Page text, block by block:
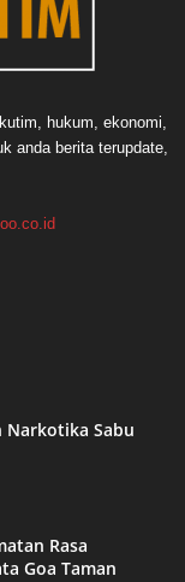
hukum, ekonomi,
anda berita terupdate,
Narkotika Sabu
Rasa
Goa Taman